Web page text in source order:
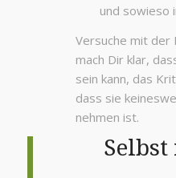
und sowieso
Versuche mit der
mach Dir klar,
sein kann, das
dass sie
nehmen ist.